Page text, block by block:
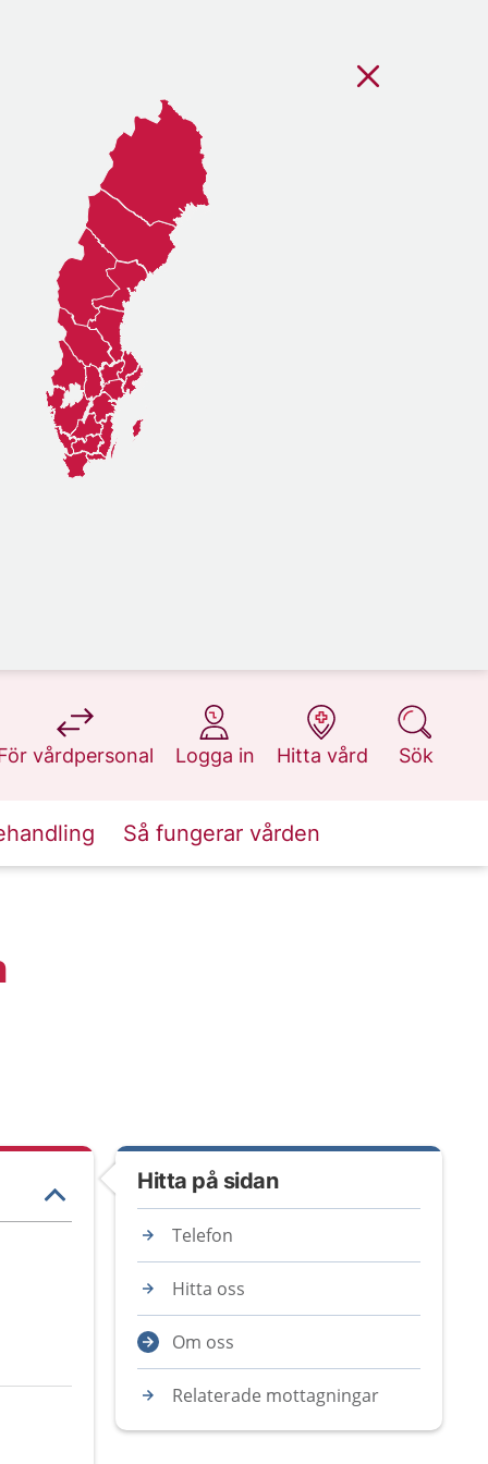
vårdpersonal
på 1177.se
Logga in
på 1177.se
Hitta vård
på 1177.se
Sök
på 1177.se
Så fungerar vården
Hitta på sidan
Telefon
Hitta oss
Om oss
Relaterade mottagningar